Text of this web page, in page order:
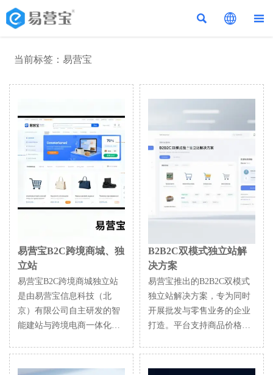
  
当前标签：易营宝
易营宝B2C跨境商城、独
立站
易营宝B2C跨境商城独立站
是由易营宝信息科技（北
京）有限公司自主研发的智
能建站与跨境电商一体化解
大型出口企业打造，集“建
站、运营、营销、投放、转
B2B2C双模式独立站解
决方案
易营宝推出的B2B2C双模式
独立站解决方案，专为同时
开展批发与零售业务的企业
打造。平台支持商品价格展
车与购物车弹窗、购物车总
价计算，以及统一批量询价